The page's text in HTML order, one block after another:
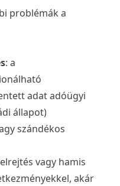
problémák a
: a
adat adóügyi
állapot)
szándékos
vagy hamis
akár